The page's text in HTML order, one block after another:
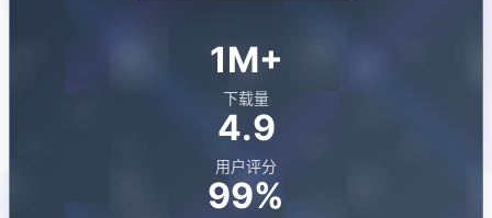
1M+
下载量
4.9
用户评分
99%